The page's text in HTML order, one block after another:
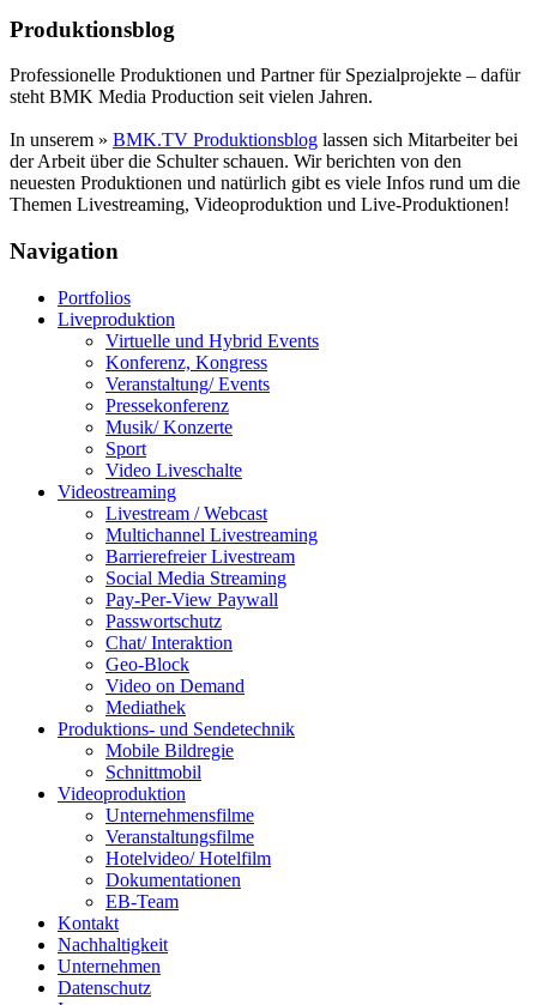
Produktionsblog
Professionelle Produktionen und Partner für Spezialprojekte – dafür
steht BMK Media Production seit vielen Jahren.
In unserem » BMK.TV Produktionsblog lassen sich Mitarbeiter bei
der Arbeit über die Schulter schauen. Wir berichten von den
neuesten Produktionen und natürlich gibt es viele Infos rund um die
Themen Livestreaming, Videoproduktion und Live-Produktionen!
Navigation
Portfolios
Liveproduktion
Virtuelle und Hybrid Events
Konferenz, Kongress
Veranstaltung/ Events
Pressekonferenz
Musik/ Konzerte
Sport
Video Liveschalte
Videostreaming
Livestream / Webcast
Multichannel Livestreaming
Barrierefreier Livestream
Social Media Streaming
Pay-Per-View Paywall
Passwortschutz
Chat/ Interaktion
Geo-Block
Video on Demand
Mediathek
Produktions- und Sendetechnik
Mobile Bildregie
Schnittmobil
Videoproduktion
Unternehmensfilme
Veranstaltungsfilme
Hotelvideo/ Hotelfilm
Dokumentationen
EB-Team
Kontakt
Nachhaltigkeit
Unternehmen
Datenschutz